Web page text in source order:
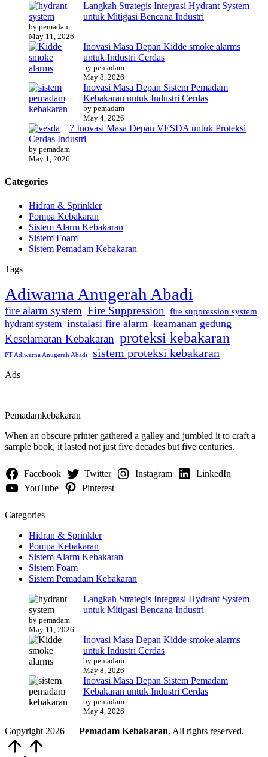
Langkah Strategis Integrasi Hydrant System
untuk Mitigasi Bencana Industri
by pemadam
May 11, 2026
Inovasi Masa Depan Kidde smoke alarms
untuk Industri Cerdas
by pemadam
May 8, 2026
Inovasi Masa Depan Sistem Pemadam
Kebakaran untuk Industri Cerdas
by pemadam
May 4, 2026
7 Inovasi Masa Depan VESDA untuk Proteksi
Cerdas Industri
by pemadam
May 1, 2026
Categories
Hidran & Sprinkler
Pompa Kebakaran
Sistem Alarm Kebakaran
Sistem Foam
Sistem Pemadam Kebakaran
Tags
Adiwarna Anugerah Abadi
fire alarm system Fire Suppression fire suppression system
hydrant system instalasi fire alarm keamanan gedung
Keselamatan Kebakaran proteksi kebakaran
PT Adiwarna Anugerah Abadi sistem proteksi kebakaran
Ads
Pemadamkebakaran
When an obscure printer gathered a galley and jumbled it to craft a
sample book, it lasted not just five decades but five centuries.
Facebook Twitter Instagram
LinkedIn
YouTube
Pinterest
Categories
Hidran & Sprinkler
Pompa Kebakaran
Sistem Alarm Kebakaran
Sistem Foam
Sistem Pemadam Kebakaran
Langkah Strategis Integrasi Hydrant System
untuk Mitigasi Bencana Industri
by pemadam
May 11, 2026
Inovasi Masa Depan Kidde smoke alarms
untuk Industri Cerdas
by pemadam
May 8, 2026
Inovasi Masa Depan Sistem Pemadam
Kebakaran untuk Industri Cerdas
by pemadam
May 4, 2026
Copyright 2026 — Pemadam Kebakaran. All rights reserved.